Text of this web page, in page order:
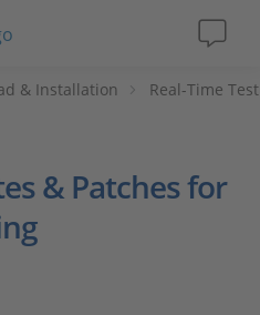
& Installation Real-Time
& Patches for